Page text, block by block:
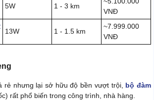
5W 1 - 3 km
VNĐ
13W 1 - 1.5 km
~7.999.000
VNĐ
rẻ nhưng lại sở hữu độ bền vượt trội, bộ đàm
rất phổ biến trong công trình, nhà hàng.